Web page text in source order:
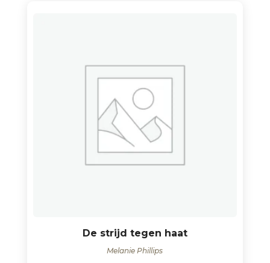
De strijd tegen haat
Melanie Phillips